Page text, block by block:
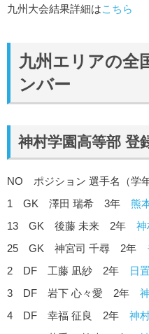
九州大会結果詳細はこちら
九州エリアの全
ンバー
神村学園高等部登
NO ポジション 選手名（学
1 GK 澤田 瑞希 3年 熊
13 GK 後藤 未来 2年 神
25 GK 神宮司 千尋 2年
2 DF 工藤 凪紗 2年
日
3 DF 岩下 心々愛 2年
4 DF 幸福 征良 2年 神